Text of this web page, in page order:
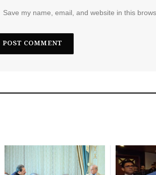
Save my name, email, and website in this